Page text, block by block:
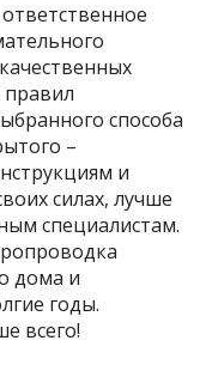
правил
способа
–
и
силах, лучше
специалистам.
дома и
годы.
всего!